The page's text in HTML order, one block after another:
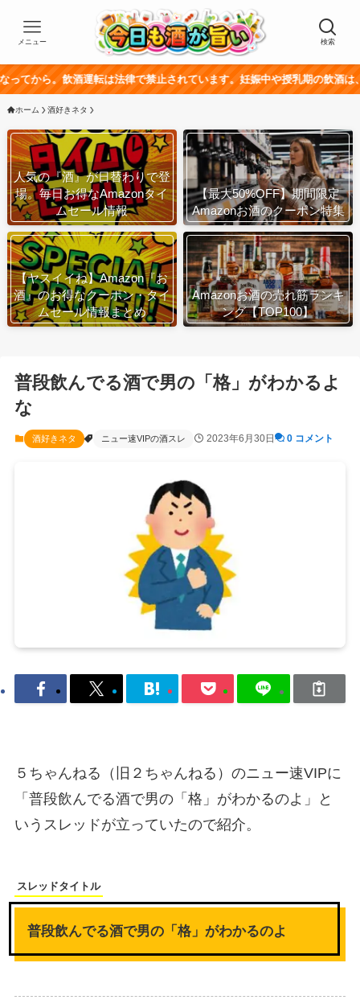
検索
メニュー
運転は法律で禁止されています。妊娠中や授乳期の飲酒は、胎児・乳幼
ホーム 酒好きネタ
人気の『酒』が日替わりで登
場。毎日お得なAmazonタイ
ムセール情報
【最大50%OFF】期間限定
Amazonお酒のクーポン特集
【ヤスイイね】Amazon『お
酒』のお得なクーポン・タイ
ムセール情報まとめ
Amazonお酒の売れ筋ランキ
ング【TOP100】
普段飲んでる酒で男の「格」がわかるよ
な
酒好きネタ ニュー速VIPの酒スレ 2023年6月30日 0 コメント
５ちゃんねる（旧２ちゃんねる）のニュー速VIPに
「普段飲んでる酒で男の「格」がわかるのよ」と
いうスレッドが立っていたので紹介。
スレッドタイトル
普段飲んでる酒で男の「格」がわかるのよ